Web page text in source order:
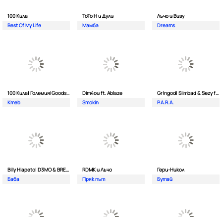
100 Кила
Best Of My Life
ToTo H и Дули
Мамба
Лъчо и Busy
Dreams
100 Кила| Големия|Goodslav и 2 Лица
Kmeb
Dim4ou ft. Ablaze
Smokin
Gr!ngod| Siimbad & Sezy ft. Djaany
P.A.R.A.
Billy Hlapeto| D3MO & BREVIS
Баба
RDMK и Лъчо
Пряк път
Гери-Никол
Бутай